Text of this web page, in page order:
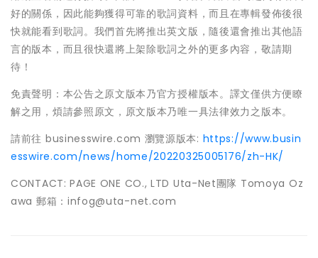
好的關係，因此能夠獲得可靠的歌詞資料，而且在專輯發佈後很
快就能看到歌詞。我們首先將推出英文版，隨後還會推出其他語
言的版本，而且很快還將上架除歌詞之外的更多內容，敬請期
待！
免責聲明：本公告之原文版本乃官方授權版本。譯文僅供方便瞭
解之用，煩請參照原文，原文版本乃唯一具法律效力之版本。
請前往 businesswire.com 瀏覽源版本: https://www.busin
esswire.com/news/home/20220325005176/zh-HK/
CONTACT: PAGE ONE CO., LTD Uta-Net團隊 Tomoya Oz
awa 郵箱：infog@uta-net.com